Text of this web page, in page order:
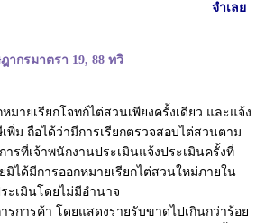
จำเลย
ากรมาตรา 19, 88 ทวิ
มายเรียกโจทก์ไต่สวนเพียงครั้งเดียว และแจ้ง
พิ่ม ถือได้ว่ามีการเรียกตรวจสอบไต่สวนตาม
ารที่เจ้าพนักงานประเมินแจ้งประเมินครั้งที่
มิได้มีการออกหมายเรียกไต่สวนใหม่ภายใน
ะเมินโดยไม่มีอำนาจ
รการค้า โดยแสดงรายรับขาดไปเกินกว่าร้อย